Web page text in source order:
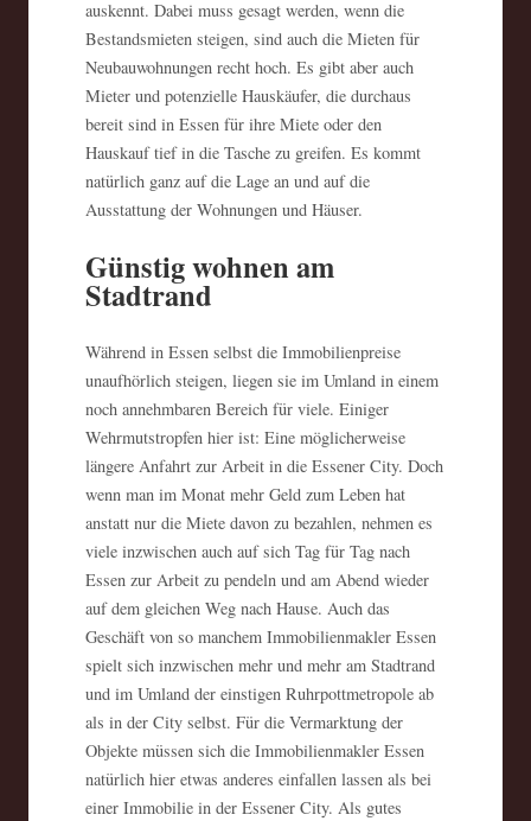
auskennt. Dabei muss gesagt werden, wenn die
Bestandsmieten steigen, sind auch die Mieten für
Neubauwohnungen recht hoch. Es gibt aber auch
Mieter und potenzielle Hauskäufer, die durchaus
bereit sind in Essen für ihre Miete oder den
Hauskauf tief in die Tasche zu greifen. Es kommt
natürlich ganz auf die Lage an und auf die
Ausstattung der Wohnungen und Häuser.
Günstig wohnen am
Stadtrand
Während in Essen selbst die Immobilienpreise
unaufhörlich steigen, liegen sie im Umland in einem
noch annehmbaren Bereich für viele. Einiger
Wehrmutstropfen hier ist: Eine möglicherweise
längere Anfahrt zur Arbeit in die Essener City. Doch
wenn man im Monat mehr Geld zum Leben hat
anstatt nur die Miete davon zu bezahlen, nehmen es
viele inzwischen auch auf sich Tag für Tag nach
Essen zur Arbeit zu pendeln und am Abend wieder
auf dem gleichen Weg nach Hause. Auch das
Geschäft von so manchem Immobilienmakler Essen
spielt sich inzwischen mehr und mehr am Stadtrand
und im Umland der einstigen Ruhrpottmetropole ab
als in der City selbst. Für die Vermarktung der
Objekte müssen sich die Immobilienmakler Essen
natürlich hier etwas anderes einfallen lassen als bei
einer Immobilie in der Essener City. Als gutes